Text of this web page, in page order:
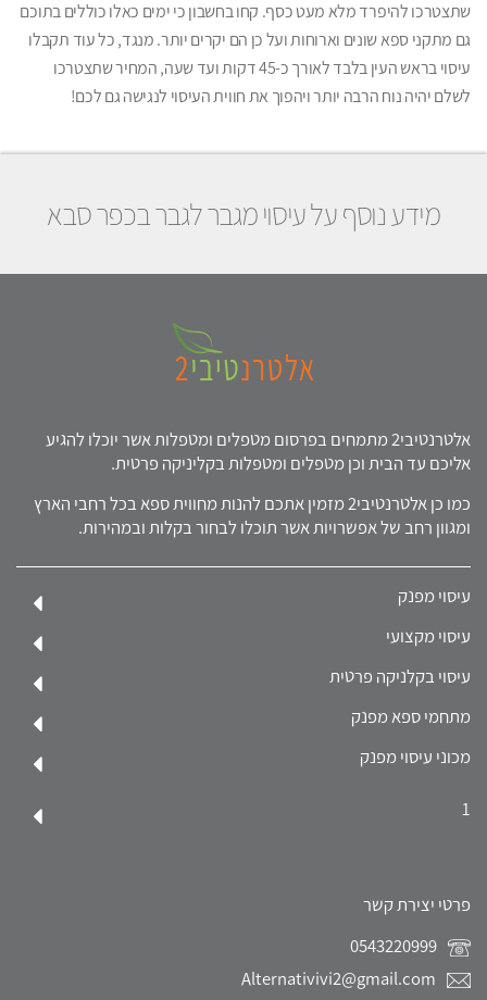
שתצטרכו להיפרד מלא מעט כסף. קחו בחשבון כי ימים כאלו כוללים בתוכם
גם מתקני ספא שונים וארוחות ועל כן הם יקרים יותר. מנגד, כל עוד תקבלו
עיסוי בראש העין בלבד לאורך כ-45 דקות ועד שעה, המחיר שתצטרכו
לשלם יהיה נוח הרבה יותר ויהפוך את חווית העיסוי לנגישה גם לכם!
מידע נוסף על עיסוי מגבר לגבר בכפר סבא
אלטרנטיבי2 מתמחים בפרסום מטפלים ומטפלות אשר יוכלו להגיע
אליכם עד הבית וכן מטפלים ומטפלות בקליניקה פרטית.
כמו כן אלטרנטיבי2 מזמין אתכם להנות מחווית ספא בכל רחבי הארץ
ומגוון רחב של אפשרויות אשר תוכלו לבחור בקלות ובמהירות.
עיסוי מפנק
עיסוי מקצועי
עיסוי בקלניקה פרטית
מתחמי ספא מפנק
מכוני עיסוי מפנק
1
פרטי יצירת קשר
Alternativivi2@gmail.com